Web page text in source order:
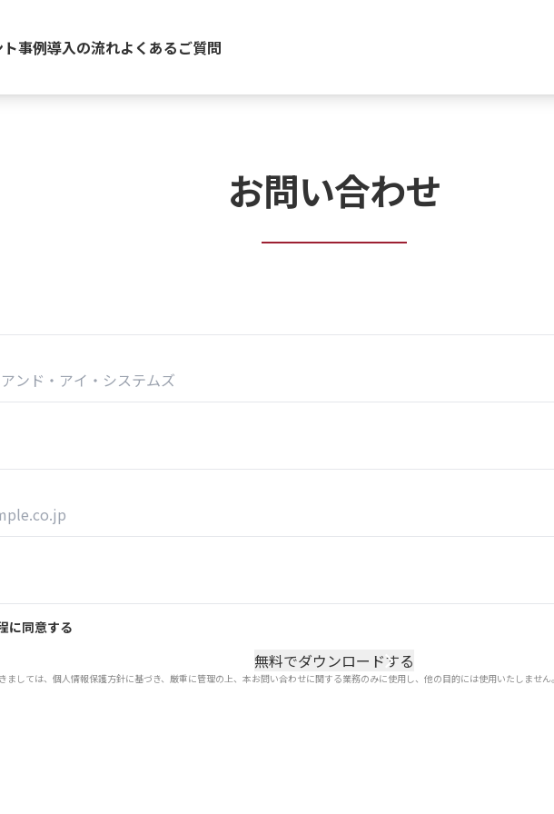
事例導入の流れよくあるご質問
お問い合わせ
に同意する
ましては、個人情報保護方針に基づき、厳重に管理の上、本お問い合わせに関する業務のみに使用し、他の目的には使用いたしませ